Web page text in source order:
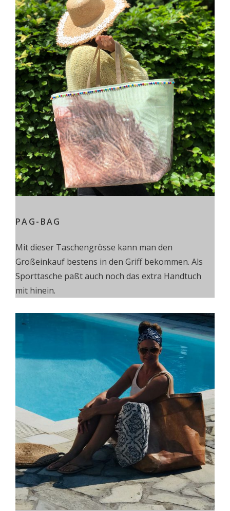
PAG-BAG
Mit dieser Taschengrösse kann man den
Großeinkauf bestens in den Griff bekommen. Als
Sporttasche paßt auch noch das extra Handtuch
mit hinein.